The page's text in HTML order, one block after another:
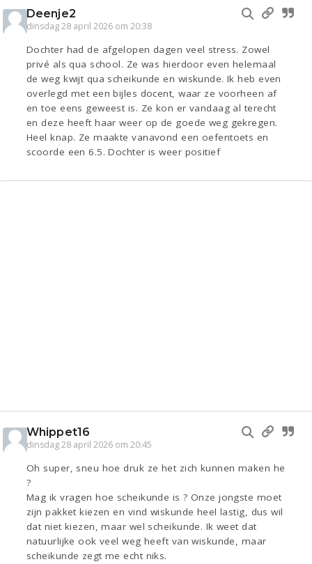
Deenje2
dinsdag 28 april 2026 om 20:38
Dochter had de afgelopen dagen veel stress. Zowel
privé als qua school. Ze was hierdoor even helemaal
de weg kwijt qua scheikunde en wiskunde. Ik heb even
overlegd met een bijles docent, waar ze voorheen af
en toe eens geweest is. Ze kon er vandaag al terecht
en deze heeft haar weer op de goede weg gekregen.
Heel knap. Ze maakte vanavond een oefentoets en
scoorde een 6.5. Dochter is weer positief
Whippet16
dinsdag 28 april 2026 om 20:45
Oh super, sneu hoe druk ze het zich kunnen maken he
?
Mag ik vragen hoe scheikunde is ? Onze jongste moet
zijn pakket kiezen en vind wiskunde heel lastig, dus wil
dat niet kiezen, maar wel scheikunde. Ik weet dat
natuurlijke ook veel weg heeft van wiskunde, maar
scheikunde zegt me echt niks.